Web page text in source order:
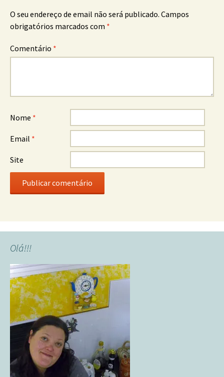
O seu endereço de email não será publicado. Campos
obrigatórios marcados com *
Comentário *
Nome *
Email *
Site
Olá!!!